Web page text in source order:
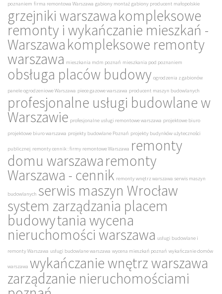
poznaniem firma remontowa Warszawa gabiony montaż gabiony producent małopolskie
grzejniki warszawakompleksowe
remonty i wykańczanie mieszkań -
Warszawakompleksowe remonty
warszawa mieszkania mdm poznań mieszkania pod poznaniem
obsługa placów budowy ogrodzenia z gabionów
panele ogrodzeniowe Warszawa piece gazowe warszawa producent maszyn budowlanych
profesjonalne usługi budowlane w
Warszawie profesjonalne usługi remontowe warszawa projektowe biuro
projektowe biuro warszawa projekty budowlane Poznań projekty budynków użyteczności
publicznej remonty cennik : firmy remontowe Warszawa remonty
domu warszawaremonty
Warszawa - cennik remonty wnętrz warszawa serwis maszyn
budowlanych serwis maszyn Wrocław
system zarządzania placem
budowytania wycena
nieruchomości warszawa usługi budowlane i
remonty Warszawa usługi budowlane warszawa wycena mieszkań poznań wykańczanie domów
warszawa wykańczanie wnętrz warszawa
zarządzanie nieruchomościami